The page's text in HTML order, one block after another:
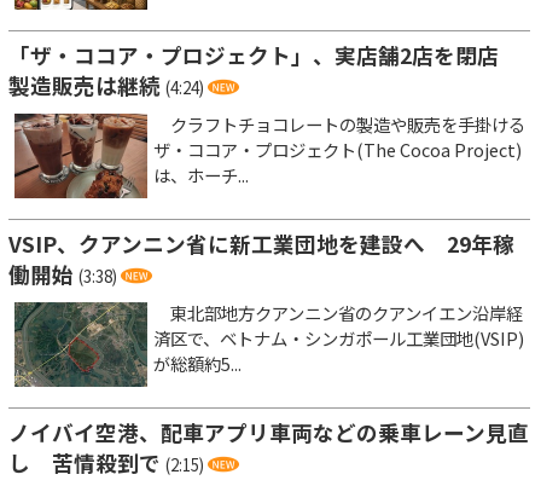
「ザ・ココア・プロジェクト」、実店舗2店を閉店
製造販売は継続 (4:24)
クラフトチョコレートの製造や販売を手掛ける
ザ・ココア・プロジェクト(The Cocoa Project)
は、ホーチ...
VSIP、クアンニン省に新工業団地を建設へ 29年稼
働開始 (3:38)
東北部地方クアンニン省のクアンイエン沿岸経
済区で、ベトナム・シンガポール工業団地(VSIP)
が総額約5...
ノイバイ空港、配車アプリ車両などの乗車レーン見直
し 苦情殺到で (2:15)